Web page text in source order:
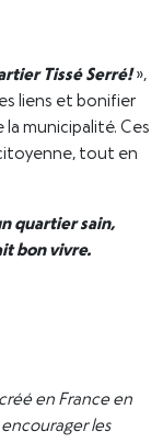
Tissé Serré!»,
liens et bonifier
municipalité. Ces
tout en
quartier sain,
bon vivre.
en France en
encourager les